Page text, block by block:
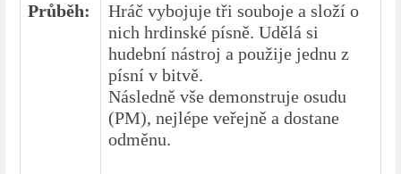
Průběh:
Hráč vybojuje tři souboje a složí o
nich hrdinské písně. Udělá si
hudební nástroj a použije jednu z
písní v bitvě.
Následně vše demonstruje osudu
(PM), nejlépe veřejně a dostane
odměnu.